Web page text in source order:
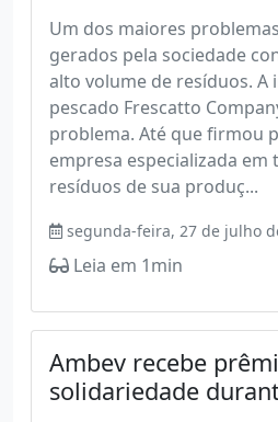
Um dos maiores
gerados pela sociedade
alto volume de resíduos. A
pescado Frescatto
problema. Até que firmou
empresa especializada
resíduos de sua produç...
segunda-feira, 27 de julho
Leia em 1min
Ambev recebe
solidariedade